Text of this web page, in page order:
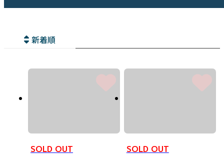
新着順
SOLD OUT SOLD OUT